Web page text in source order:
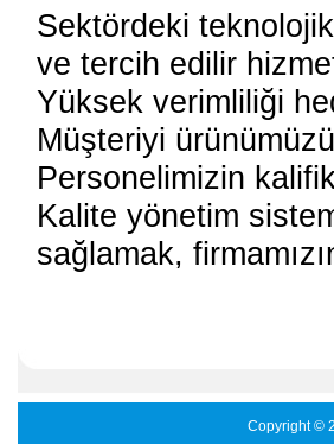
Sektördeki
ve tercih edilir
Yüksek verimliliği
Müşteriyi
Personelimizin
Kalite yönetim
sağlamak,
Copyright © 2008-